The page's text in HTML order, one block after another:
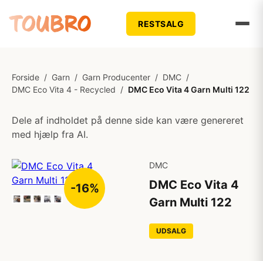
RESTSALG
Forside / Garn / Garn Producenter / DMC /
DMC Eco Vita 4 - Recycled / DMC Eco Vita 4 Garn Multi 122
Dele af indholdet på denne side kan være genereret
med hjælp fra AI.
-16%
DMC
DMC Eco Vita 4
Garn Multi 122
UDSALG